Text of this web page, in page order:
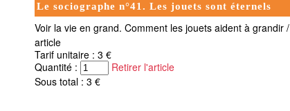
Le sociographe n°41. Les jouets sont éternels
Voir la vie en grand. Comment les jouets aident à grandir /
article
Tarif unitaire : 3 €
Quantité :
Retirer l'article
Sous total : 3 €